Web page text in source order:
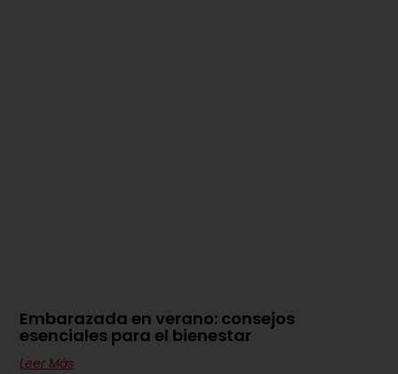
Embarazada en verano: consejos
esenciales para el bienestar
Leer Más